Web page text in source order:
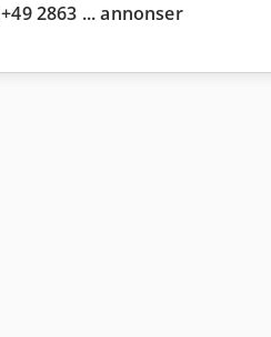
+49 2863 ... annonser